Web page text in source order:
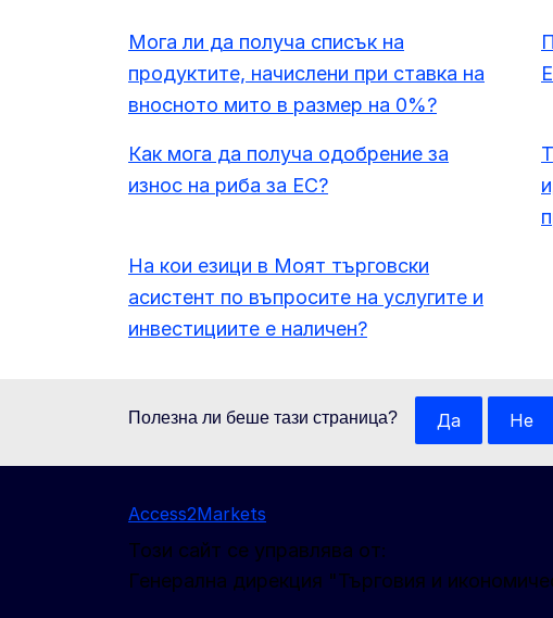
Мога ли да получа списък на
продуктите, начислени при ставка на
вносното мито в размер на 0%?
Как мога да получа одобрение за
износ на риба за ЕС?
На кои езици в Моят търговски
асистент по въпросите на услугите и
инвестициите е наличен?
Полезна ли беше тази страница? Да Не
Access2Markets
Този сайт се управлява от:
Генерална дирекция "Търговия и